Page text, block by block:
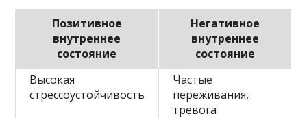
Позитивное
внутреннее
состояние
Негативное
внутреннее
состояние
Высокая
стрессоустойчивость
Частые
переживания,
тревога